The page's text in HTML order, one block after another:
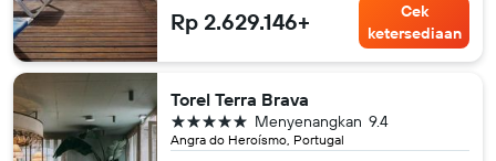
Rp 2.629.146+
Cek
ketersediaan
Torel Terra Brava
Angra do Heroísmo, Portugal
9.4
Menyenangkan
bintang 5